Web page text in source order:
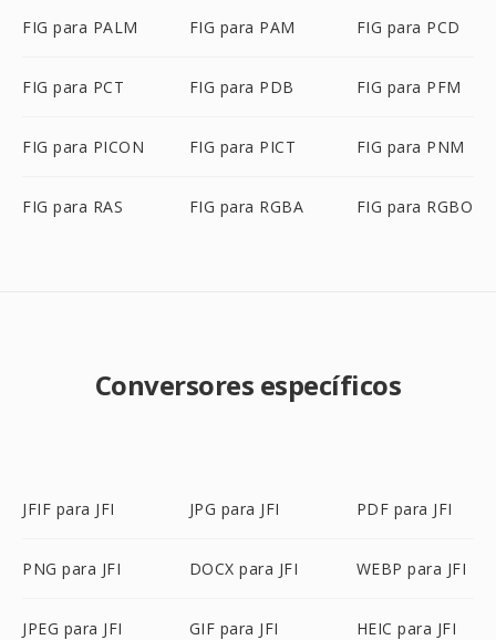
FIG para PALM FIG para PAM FIG para PCD
FIG para PCT FIG para PDB FIG para PFM
FIG para PICON FIG para PICT FIG para PNM
FIG para RAS FIG para RGBA FIG para RGBO
Conversores específicos
JFIF para JFI JPG para JFI PDF para JFI
PNG para JFI DOCX para JFI WEBP para JFI
JPEG para JFI GIF para JFI HEIC para JFI